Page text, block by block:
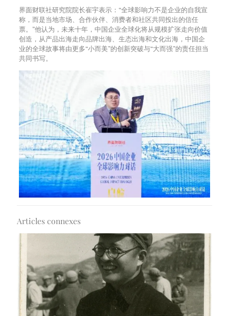
界面财联社研究院院长崔宇表示：“全球影响力不是企业的自我宣
称，而是当地市场、合作伙伴、消费者和社区共同投出的信任
票。”他认为，未来十年，中国企业全球化将从规模扩张走向价值
创造，从产品出海走向品牌出海、生态出海和文化出海，中国企
业的全球故事将由更多“小而美”的创新突破与“大而强”的责任担当
共同书写。
Articles connexes